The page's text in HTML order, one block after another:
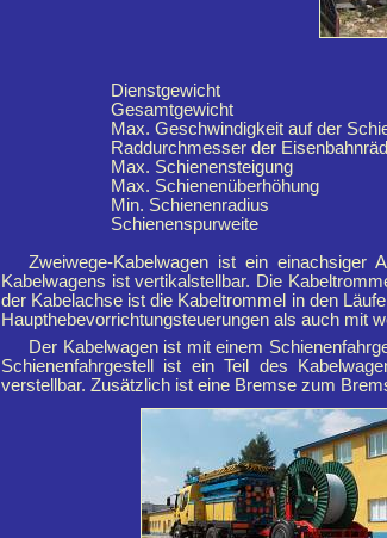
Dienstgewicht
Gesamtgewicht
Max. Geschwindigkeit auf der
Raddurchmesser der
Max. Schienensteigung
Max. Schienenüberhöhung
Min. Schienenradius
Schienenspurweite
Zweiwege-Kabelwagen ist ein einachsiger
Kabelwagens ist vertikalstellbar. Die
der Kabelachse ist die Kabeltrommel in den
Haupthebevorrichtungsteuerungen als auch mit
Der Kabelwagen ist mit einem
Schienenfahrgestell ist ein Teil des
verstellbar. Zusätzlich ist eine Bremse zum